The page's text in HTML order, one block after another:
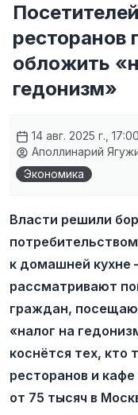
ресторанов
обложить
гедонизм»
14 авг. 2025 г., 17:00
Аполлинарий
Экономика
Власти решили
к домашней кухне
рассматривают
граждан,
«налог на
коснётся тех, кто
ресторанов и
от 75 тысяч в